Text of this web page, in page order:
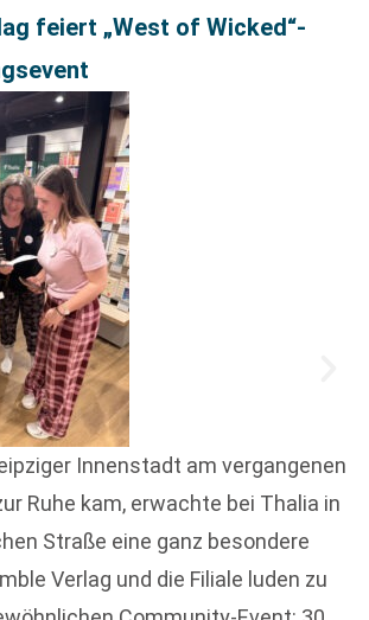
feiert „West of Wicked“-
Innenstadt am vergangenen
Ruhe kam, erwachte bei Thalia in
Straße eine ganz besondere
Verlag und die Filiale luden zu